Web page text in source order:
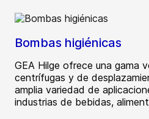
Bombas higiénicas
GEA Hilge ofrece una gama
centrífugas y de
amplia variedad de
industrias de bebidas,